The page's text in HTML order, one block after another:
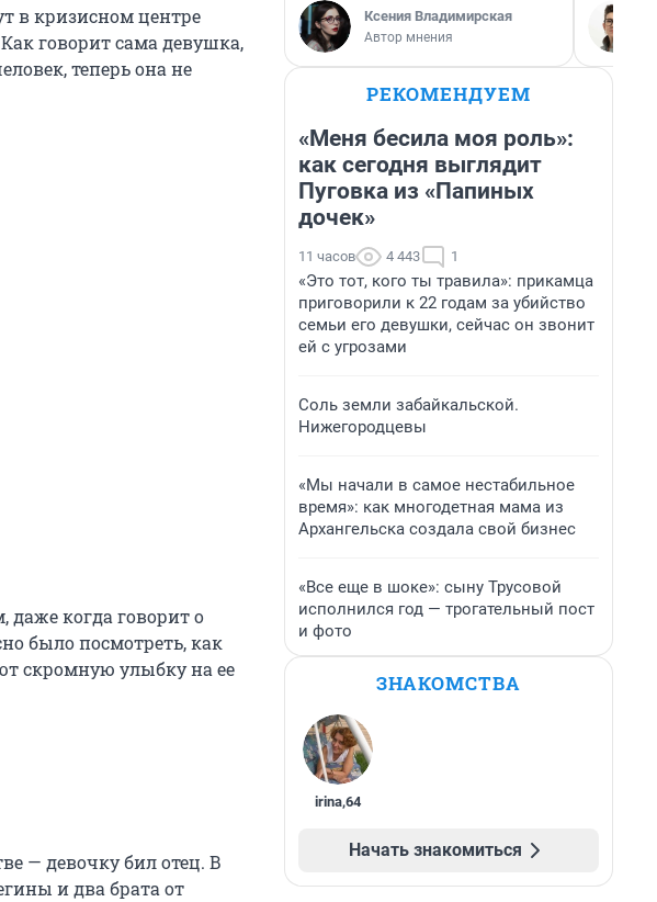
в кризисном центре
говорит сама девушка,
теперь она не
даже когда говорит о
было посмотреть, как
скромную улыбку на ее
— девочку бил отец. В
и два брата от
Ксения Владимирская
Автор мнения
РЕКОМЕНДУЕМ
«Меня бесила моя роль»:
как сегодня выглядит
Пуговка из «Папиных
дочек»
11 часов 4 443 1
«Это тот, кого ты травила»: прикамца
приговорили к 22 годам за убийство
семьи его девушки, сейчас он звонит
ей с угрозами
Соль земли забайкальской.
Нижегородцевы
«Мы начали в самое нестабильное
время»: как многодетная мама из
Архангельска создала свой бизнес
«Все еще в шоке»: сыну Трусовой
исполнился год — трогательный пост
и фото
ЗНАКОМСТВА
irina,64
Начать знакомиться